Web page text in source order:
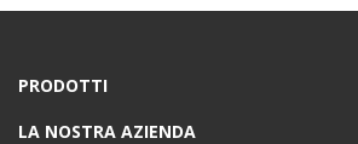
PRODOTTI
LA NOSTRA AZIENDA